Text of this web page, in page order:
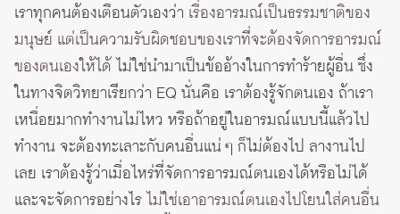
เราทุกคนต้องเตือนตัวเองว่า เรื่องอารมณ์เป็นธรรมชาติของ
มนุษย์ แต่เป็นความรับผิดชอบของเราที่จะต้องจัดการอารมณ์
ของตนเองให้ได้ไม่ใช่นำมาเป็นข้ออ้างในการทำร้ายผู้อื่น ซึ่ง
ในทางจิตวิทยาเรียกว่า EQ นั่นคือ เราต้องรู้จักตนเอง ถ้าเรา
เหนื่อยมากทำงานไม่ไหว หรือถ้าอยู่ในอารมณ์แบบนี้แล้วไป
ทำงาน จะต้องทะเลาะกับคนอื่นแน่ ๆ ก็ไม่ต้องไป ลางานไป
เลย เราต้องรู้ว่าเมื่อไหร่ที่จัดการอารมณ์ตนเองได้หรือไม่ได้
และจะจัดการอย่างไรไม่ใช่เอาอารมณ์ตนเองไปโยนใส่คนอื่น